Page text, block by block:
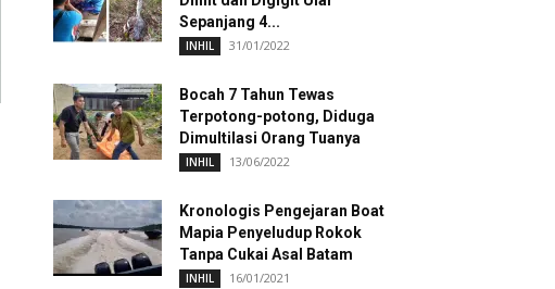
Sepanjang 4...
INHIL 31/01/2022
Bocah 7 Tahun Tewas
Terpotong-potong, Diduga
Dimultilasi Orang Tuanya
INHIL 13/06/2022
Kronologis Pengejaran Boat
Mapia Penyeludup Rokok
Tanpa Cukai Asal Batam
INHIL 16/01/2021